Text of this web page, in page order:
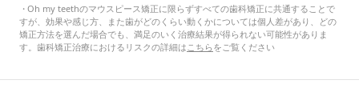
・Oh my teethのマウスピース矯正に限らずすべての歯科矯正に共通することで
すが、効果や感じ方、また歯がどのくらい動くかについては個人差があり、どの
矯正方法を選んだ場合でも、満足のいく治療結果が得られない可能性がありま
す。歯科矯正治療におけるリスクの詳細はこちらをご覧ください